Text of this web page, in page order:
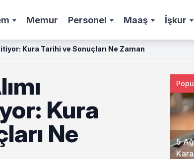
Memur Personel Maaş İşkur
Kura Tarihi ve Sonuçları Ne Zaman
Kura
Ne
5